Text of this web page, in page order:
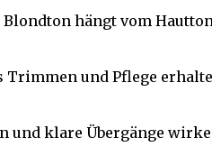
Blondton hängt vom
Trimmen und Pflege
und klare Übergänge